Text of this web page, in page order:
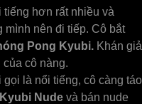
tiếng hơn rất nhiều và
nên đi tiếp. Cô bắt
Pong Kyubi. Khán giả
cô nàng.
là nổi tiếng, cô càng táo
Nude và bán nude